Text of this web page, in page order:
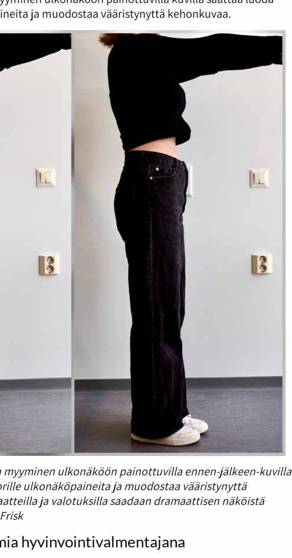
ja muodostaa vääristynyttä kehonkuvaa.
ulkonäköön painottuvilla ennen-jälkeen-kuvilla
ulkonäköpaineita ja muodostaa vääristynyttä
ja valotuksilla saadaan dramaattisen näköistä
hyvinvointivalmentajana